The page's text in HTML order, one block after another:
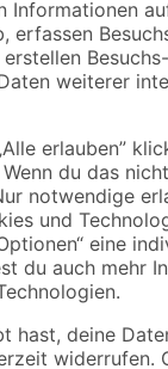
gesetzl. MwSt.. Die